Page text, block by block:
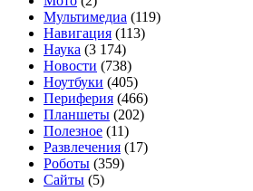
Мультимедиа (119)
Навигация (113)
Наука (3 174)
Новости (738)
Ноутбуки (405)
Периферия (466)
Планшеты (202)
Полезное (11)
Развлечения (17)
Роботы (359)
Сайты (5)